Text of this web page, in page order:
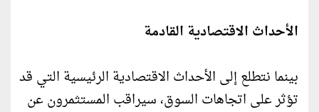
الأحداث الاقتصادية القادمة
بينما نتطلع إلى الأحداث الاقتصادية الرئيسية التي قد
تؤثر على اتجاهات السوق، سيراقب المستثمرون عن